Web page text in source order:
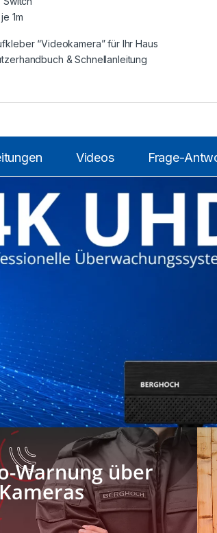
1m
“Videokamera” für Ihr Haus
& Schnellanleitung
Videos Frage-
Warnung über